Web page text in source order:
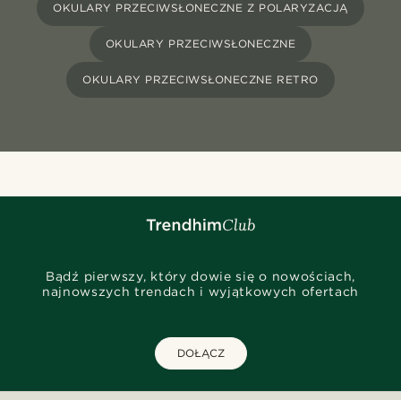
OKULARY PRZECIWSŁONECZNE Z POLARYZACJĄ
OKULARY PRZECIWSŁONECZNE
OKULARY PRZECIWSŁONECZNE RETRO
Bądź pierwszy, który dowie się o nowościach,
najnowszych trendach i wyjątkowych ofertach
DOŁĄCZ